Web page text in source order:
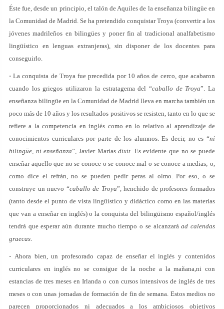
Éste fue, desde un principio, el talón de Aquiles de la enseñanza bilingüe en
la Comunidad de Madrid. Se ha pretendido conquistar Troya (convertir a los
jóvenes madrileños en bilingües y poner fin al tradicional analfabetismo
lingüístico en lenguas extranjeras), sin disponer de los docentes para
conseguirlo.
· La conquista de Troya fue precedida por 10 años de cerco, que acabaron
cuando los griegos utilizaron la estratagema del “caballo de Troya”. La
enseñanza bilingüe en la Comunidad de Madrid lleva en marcha también un
poco más de 10 años y los resultados positivos se resisten, tanto en lo que se
refiere a la competencia en inglés como en lo relativo al aprendizaje de
conocimientos curriculares por parte de los alumnos. Es decir, no es “ni
bilingüe, ni enseñanza”, Javier Maríasdixit. Es evidente que no se puede
enseñar aquello que no se conoce o se conoce mal o se conoce a medias; o,
como dice el refrán, no se pueden pedir peras al olmo. Por eso, o se
construye un nuevo “caballo de Troya”, henchido de profesores formados
(tanto desde el punto de vista lingüístico y didáctico como en las materias
que van a enseñar en inglés) o la conquista del bilingüismo español/inglés
tendrá que esperar aún durante mucho tiempo o se alcanzaráad calendas
graecas.
· Ahora bien, un profesorado capaz de enseñar el inglés y contenidos
curriculares en inglés no se consigue de la noche a la mañana,ni con
estancias de tres meses en Irlanda o con cursos intensivos de inglés de tres
meses o con unas jornadas de formación de fin de semana. Estos medios no
parecen proporcionados ni adecuados a los ambiciosos objetivos